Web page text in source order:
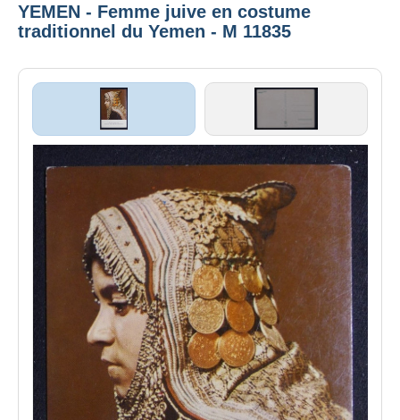
YEMEN - Femme juive en costume
traditionnel du Yemen - M 11835